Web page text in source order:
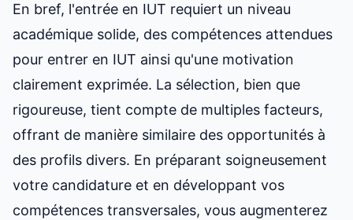
En bref, l'entrée en IUT requiert un niveau
académique solide, des compétences attendues
pour entrer en IUT ainsi qu'une motivation
clairement exprimée. La sélection, bien que
rigoureuse, tient compte de multiples facteurs,
offrant de manière similaire des opportunités à
des profils divers. En préparant soigneusement
votre candidature et en développant vos
compétences transversales, vous augmenterez